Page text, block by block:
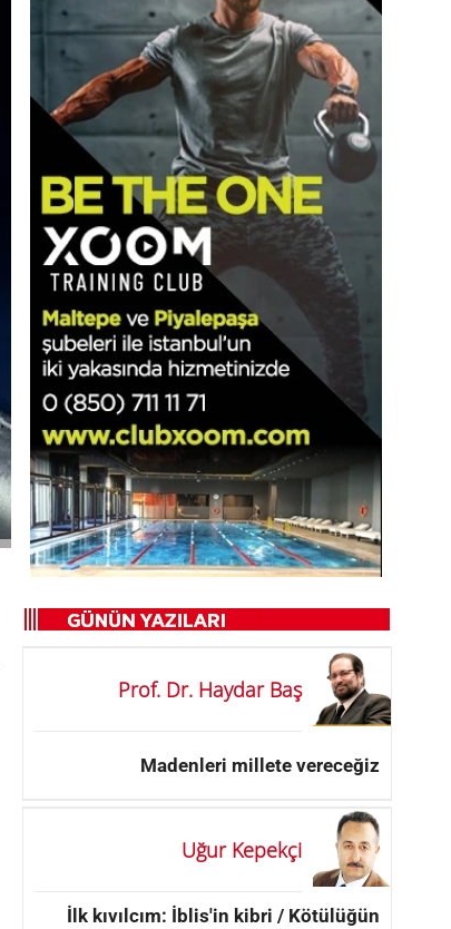
Prof. Dr. Haydar Baş
Madenleri millete vereceğiz
Uğur Kepekçi
İlk kıvılcım: İblis'in kibri / Kötülüğün